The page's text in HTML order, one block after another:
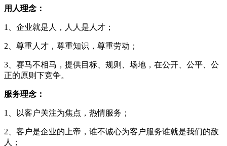
用人理念：
1、企业就是人，人人是人才；
2、尊重人才，尊重知识，尊重劳动；
3、赛马不相马，提供目标、规则、场地，在公开、公平、公
正的原则下竞争。
服务理念：
1、以客户关注为焦点，热情服务；
2、客户是企业的上帝，谁不诚心为客户服务谁就是我们的敌
人；